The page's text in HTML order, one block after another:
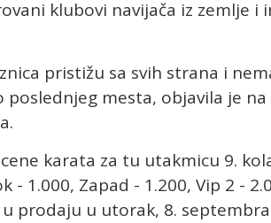
klubovi navijača iz zemlje i
pristižu sa svih strana i
mesta, objavila je na
karata za tu utakmicu 9.
- 1.000, Zapad - 1.200, Vip 2 -
prodaju u utorak, 8.